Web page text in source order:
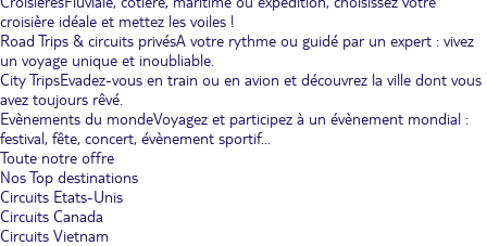
croisière idéale et mettez les voiles !
Road Trips & circuits privésA votre rythme ou guidé par un expert : vivez
un voyage unique et inoubliable.
City TripsEvadez-vous en train ou en avion et découvrez la ville dont vous
avez toujours rêvé.
Evènements du mondeVoyagez et participez à un évènement mondial :
festival, fête, concert, évènement sportif...
Toute notre offre
Nos Top destinations
Circuits Etats-Unis
Circuits Canada
Circuits Vietnam